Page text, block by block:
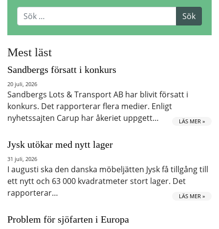
Mest läst
Sandbergs försatt i konkurs
20 juli, 2026
Sandbergs Lots & Transport AB har blivit försatt i
konkurs. Det rapporterar flera medier. Enligt
nyhetssajten Carup har åkeriet uppgett…
LÄS MER »
Jysk utökar med nytt lager
31 juli, 2026
I augusti ska den danska möbeljätten Jysk få tillgång till
ett nytt och 63 000 kvadratmeter stort lager. Det
rapporterar…
LÄS MER »
Problem för sjöfarten i Europa